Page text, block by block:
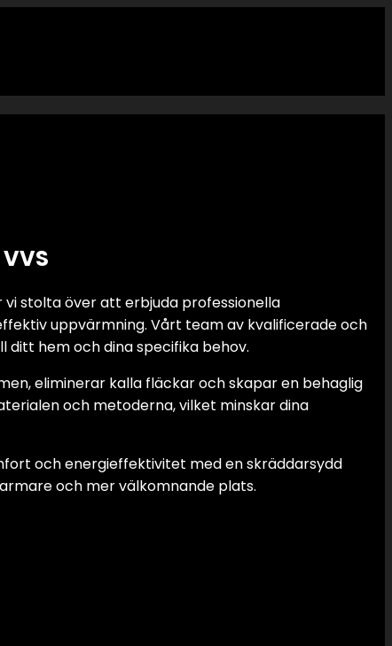
vi stolta över att erbjuda professionella
uppvärmning. Vårt team av kvalificerade och
hem och dina specifika behov.
eliminerar kalla fläckar och skapar en behaglig
och metoderna, vilket minskar dina
och energieffektivitet med en skräddarsydd
och mer välkomnande plats.